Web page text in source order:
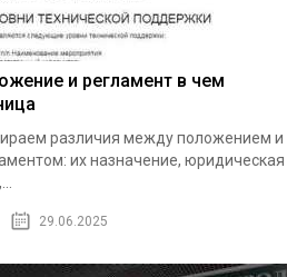
и регламент в чем
различия между положением и
их назначение, юридическая
29.06.2025